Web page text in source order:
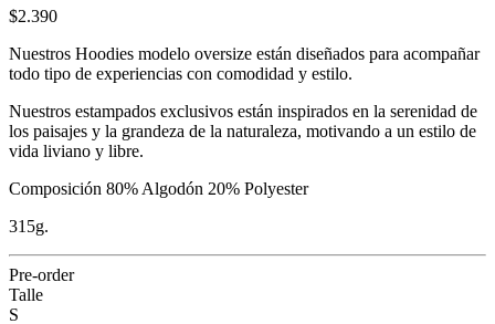
$2.390
Nuestros Hoodies modelo oversize están diseñados para acompañar
todo tipo de experiencias con comodidad y estilo.
Nuestros estampados exclusivos están inspirados en la serenidad de
los paisajes y la grandeza de la naturaleza, motivando a un estilo de
vida liviano y libre.
Composición 80% Algodón 20% Polyester
315g.
Pre-order
Talle
S